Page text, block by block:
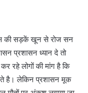
की सड़कें खून से रोज सन
प्रशासन ध्यान दे तो
रहे लोगों की मांग है कि
है। लेकिन प्रशासन मूक